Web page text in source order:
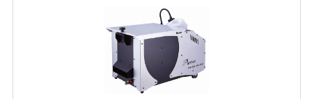
Accessoires Pieds Cellules Diamants
Accessoires Enceintes
Accessoires Micro, Pieds De Régie